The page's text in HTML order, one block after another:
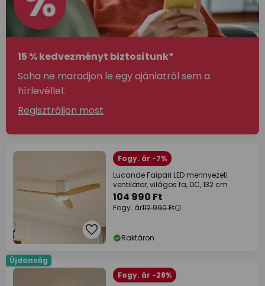
15 % kedvezményt biztosítunk*
Soha ne maradjon le egy ajánlatról sem a
hírlevéllel.
Regisztráljon most
Fogy. ár -7%
Lucande Faipari LED mennyezeti
ventilátor, világos fa, DC, 132 cm
104 990 Ft
Fogy. ár112 990 Ft
Raktáron
Újdonság
Fogy. ár -28%